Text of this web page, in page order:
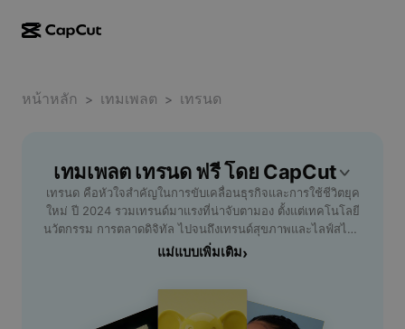
CapCut บนเดสก์ท็อป
CapCut Pad
CapCut บนมือถือ
สตูดิโอวิดีโอ
ตัวสร้างวิดีโอ AI
Dreamina Seedance 2.5
เครื่องมือสร้างและแก้ไขวิดีโอ
เครื่องมือสร้างและแก้ไขรูปภาพ
เครื่องมือสร้างและแก้ไขเสียงพูด
แม่แบบโซเชียลมีเดีย
อื่นๆ
โครงการริเริ่ม
พันธมิตร
โปรแกรมพันธมิตรเพื่อการสร้างสรรค์
หน้าหลัก > เทมเพลต > เทรนด
เทมเพลต เทรนด ฟรี โดย CapCut
เทรนด คือหัวใจสำคัญในการขับเคลื่อนธุรกิจและการใช้ชีวิตยุค
ใหม่ ปี 2024 รวมเทรนด์มาแรงที่น่าจับตามอง ตั้งแต่เทคโนโลยี
นวัตกรรม การตลาดดิจิทัล ไปจนถึงเทรนด์สุขภาพและไลฟ์สไตล์
สำหรับมืออาชีพและคนรุ่นใหม่ที่ต้องการนำหน้าในยุคการ
แข่งขันในตลาดและสร้างความแตกต่างอย่างมืออาชีพ ไม่ว่าจะ
เป็นผู้บริหาร นักการตลาด หรือผู้ที่สนใจอัปเดตเนื้อหาการเทรนด
แม่แบบเพิ่มเติม›